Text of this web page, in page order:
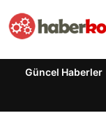
Güncel Haberler